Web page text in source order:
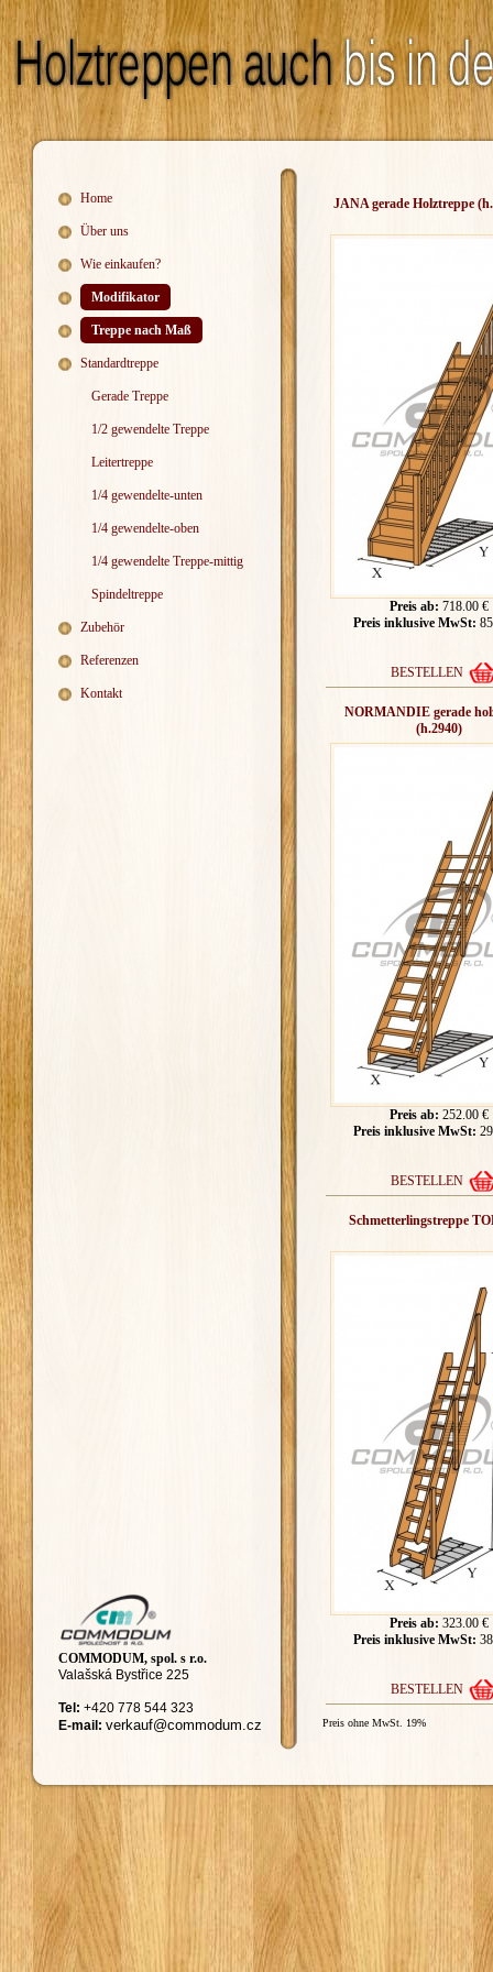
Home
Über uns
Wie einkaufen?
Modifikator
Treppe nach Maß
Standardtreppe
Gerade Treppe
1/2 gewendelte Treppe
Leitertreppe
1/4 gewendelte-unten
1/4 gewendelte-oben
1/4 gewendelte Treppe-mittig
Spindeltreppe
Zubehör
Referenzen
Kontakt
JANA gerade Holztreppe
Preis ab: 718.00 €
Preis inklusive MwSt:
BESTELLEN
NORMANDIE gerade
(h.2940)
Preis ab: 252.00 €
Preis inklusive MwSt:
BESTELLEN
Schmetterlingstreppe
Preis ab: 323.00 €
Preis inklusive MwSt:
BESTELLEN
Preis ohne MwSt. 19%
COMMODUM, spol. s r.o.
Valašská Bystřice 225
Tel: +420 778 544 323
E-mail: verkauf@commodum.cz